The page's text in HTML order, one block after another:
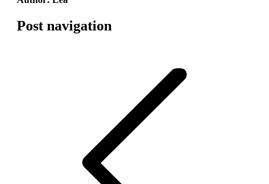
Post navigation